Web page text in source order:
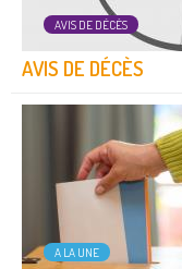
AVIS DE DÉCÈS
AVIS DE DÉCÈS
A LA UNE